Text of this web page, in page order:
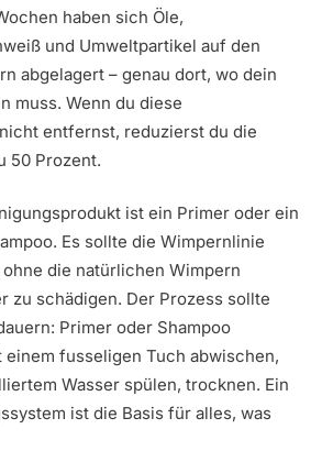
haben sich Öle,
und Umweltpartikel auf den
abgelagert – genau dort, wo dein
muss. Wenn du diese
entfernst, reduzierst du die
50 Prozent.
ist ein Primer oder ein
Es sollte die Wimpernlinie
die natürlichen Wimpern
zu schädigen. Der Prozess sollte
Primer oder Shampoo
einem fusseligen Tuch abwischen,
Wasser spülen, trocknen. Ein
ist die Basis für alles, was